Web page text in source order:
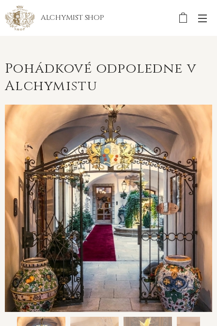
ALCHYMISTSHOP
Pohádkové odpoledne v
Alchymistu